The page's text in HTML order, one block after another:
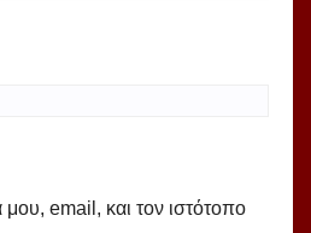
email, και τον ιστότοπο